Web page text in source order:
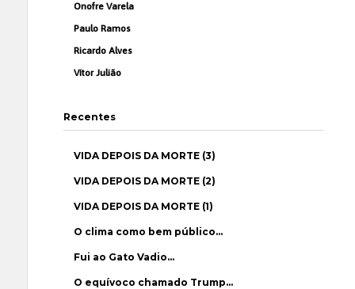
Onofre Varela
Paulo Ramos
Ricardo Alves
Vítor Julião
Recentes
VIDA DEPOIS DA MORTE (3)
VIDA DEPOIS DA MORTE (2)
VIDA DEPOIS DA MORTE (1)
O clima como bem público…
Fui ao Gato Vadio…
O equívoco chamado Trump…